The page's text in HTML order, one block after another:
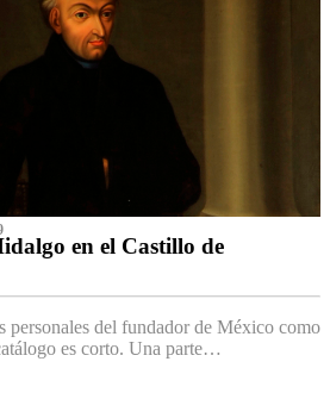
en el Castillo de
personales del fundador de México como
es corto. Una parte…